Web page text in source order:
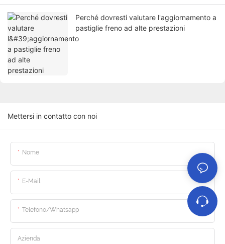
Perché dovresti valutare l'aggiornamento a
pastiglie freno ad alte prestazioni
Mettersi in contatto con noi
Nome
E-Mail
Telefono/whatsapp
Azienda